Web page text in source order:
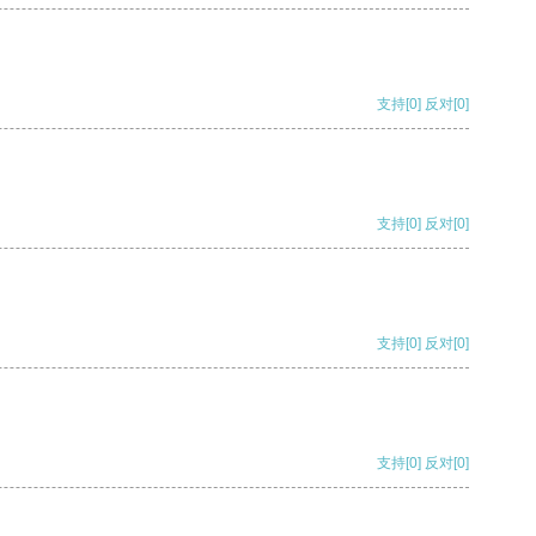
支持[0] 反对[0]
支持[0] 反对[0]
支持[0] 反对[0]
支持[0] 反对[0]